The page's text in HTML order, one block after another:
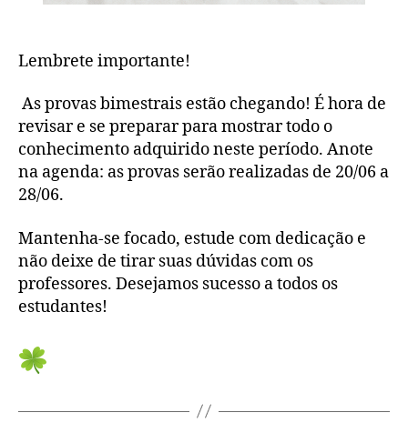
Lembrete importante!
As provas bimestrais estão chegando! É hora de
revisar e se preparar para mostrar todo o
conhecimento adquirido neste período. Anote
na agenda: as provas serão realizadas de 20/06 a
28/06.
Mantenha-se focado, estude com dedicação e
não deixe de tirar suas dúvidas com os
professores. Desejamos sucesso a todos os
estudantes!